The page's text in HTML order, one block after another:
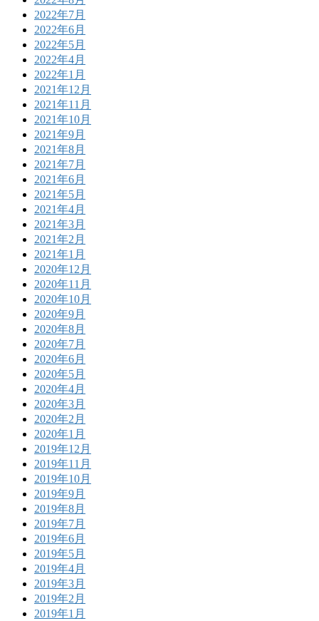
2022年7月
2022年6月
2022年5月
2022年4月
2022年1月
2021年12月
2021年11月
2021年10月
2021年9月
2021年8月
2021年7月
2021年6月
2021年5月
2021年4月
2021年3月
2021年2月
2021年1月
2020年12月
2020年11月
2020年10月
2020年9月
2020年8月
2020年7月
2020年6月
2020年5月
2020年4月
2020年3月
2020年2月
2020年1月
2019年12月
2019年11月
2019年10月
2019年9月
2019年8月
2019年7月
2019年6月
2019年5月
2019年4月
2019年3月
2019年2月
2019年1月